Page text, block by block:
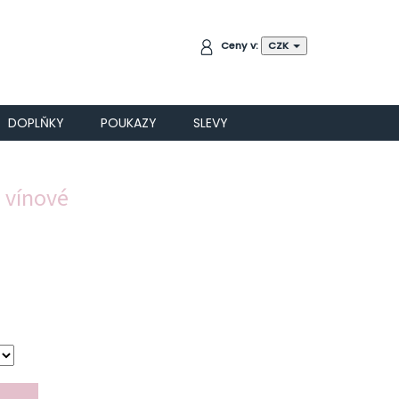
NÁKUPNÍCeny v: CZK
DOPLŇKY POUKAZY SLEVY
vínové